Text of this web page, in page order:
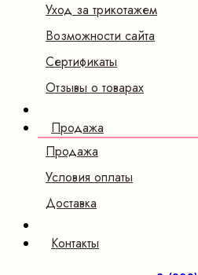
Уход за трикотажем
Возможности сайта
Сертификаты
Отзывы о товарах
Продажа
Продажа
Условия оплаты
Доставка
Контакты